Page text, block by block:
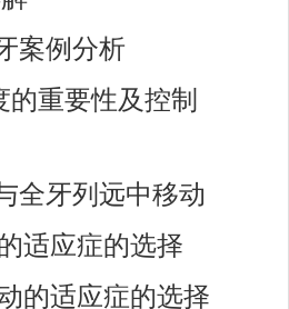
案例分析
重要性及控制
全牙列远中移动
适应症的选择
的适应症的选择